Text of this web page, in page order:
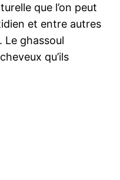
que l’on peut
et entre autres
Le ghassoul
qu’ils